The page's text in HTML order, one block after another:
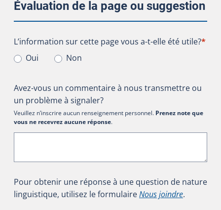
Évaluation de la page ou suggestion
L’information sur cette page vous a-t-elle été utile?
L’information sur cette page vous a-t-elle été utile?*
Oui
Non
Avez-vous un commentaire à nous transmettre ou
un problème à signaler?
Veuillez n’inscrire aucun renseignement personnel. Prenez note que
vous ne recevrez aucune réponse.
Pour obtenir une réponse à une question de nature
linguistique, utilisez le formulaireNous joindre.